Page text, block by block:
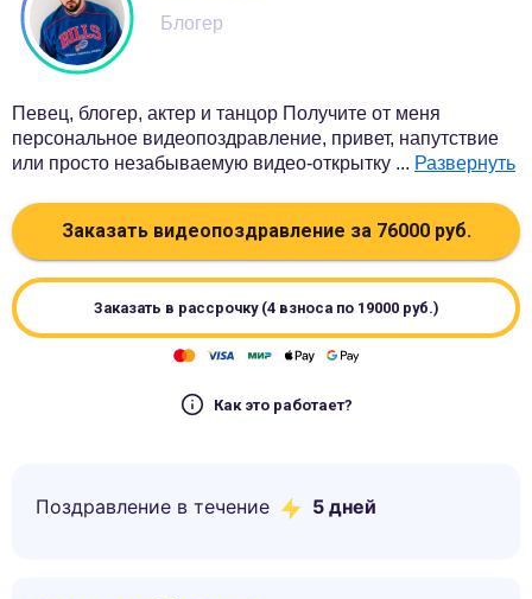
Блогер
Певец, блогер, актер и танцор Получите от меня
персональное видеопоздравление, привет, напутствие
или просто незабываемую видео-открытку ... Развернуть
Заказать видеопоздравление за 76000руб.
Заказать в рассрочку (4 взноса по 19000руб.)
Как это работает?
Поздравление в течение 5 дней